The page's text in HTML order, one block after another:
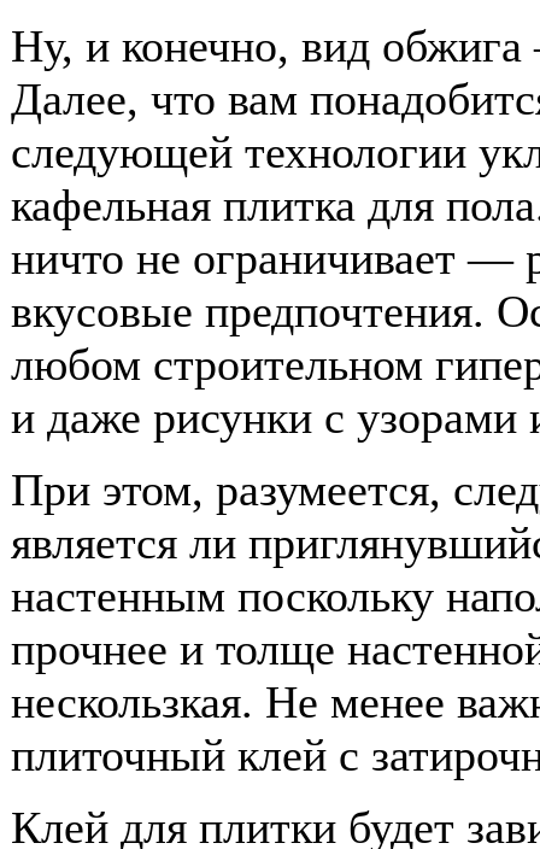
Ну, и конечно, вид
Далее, что вам
следующей технологии
кафельная плитка для
ничто не ограничивает —
вкусовые предпочтения.
любом строительном
и даже рисунки с
При этом, разумеется,
является ли
настенным поскольку
прочнее и толще
нескользкая. Не менее
плиточный клей с
Клей для плитки будет